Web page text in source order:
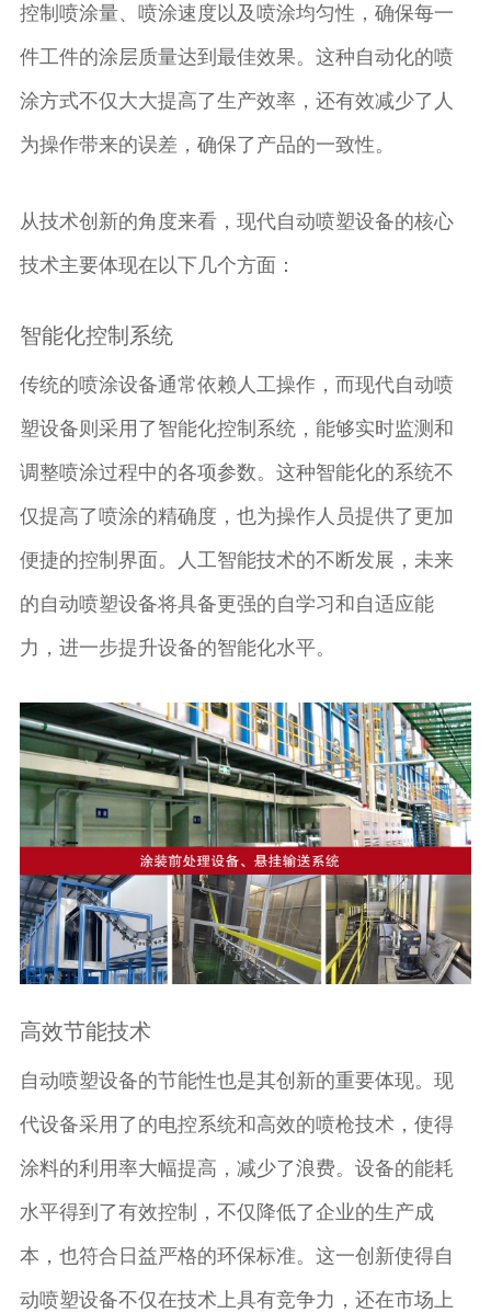
控制喷涂量、喷涂速度以及喷涂均匀性，确保每一
件工件的涂层质量达到最佳效果。这种自动化的喷
涂方式不仅大大提高了生产效率，还有效减少了人
为操作带来的误差，确保了产品的一致性。
从技术创新的角度来看，现代自动喷塑设备的核心
技术主要体现在以下几个方面：
智能化控制系统
传统的喷涂设备通常依赖人工操作，而现代自动喷
塑设备则采用了智能化控制系统，能够实时监测和
调整喷涂过程中的各项参数。这种智能化的系统不
仅提高了喷涂的精确度，也为操作人员提供了更加
便捷的控制界面。人工智能技术的不断发展，未来
的自动喷塑设备将具备更强的自学习和自适应能
力，进一步提升设备的智能化水平。
高效节能技术
自动喷塑设备的节能性也是其创新的重要体现。现
代设备采用了的电控系统和高效的喷枪技术，使得
涂料的利用率大幅提高，减少了浪费。设备的能耗
水平得到了有效控制，不仅降低了企业的生产成
本，也符合日益严格的环保标准。这一创新使得自
动喷塑设备不仅在技术上具有竞争力，还在市场上